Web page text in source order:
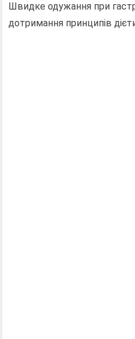
Швидке одужання при
дотримання принципів